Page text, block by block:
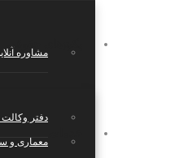
مشاوره
دفتر
پکیج‌های حقوقی
معماری و